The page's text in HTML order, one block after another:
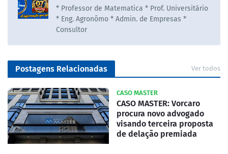
* Professor de Matematica * Prof. Universitário
* Eng. Agronômo * Admin. de Empresas *
Consultor
Postagens Relacionadas Ver todos
CASO MASTER
CASO MASTER: Vorcaro
procura novo advogado
visando terceira proposta
de delação premiada